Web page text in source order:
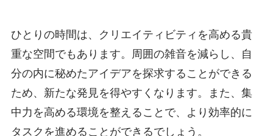
ひとりの時間は、クリエイティビティを高める貴
重な空間でもあります。周囲の雑音を減らし、自
分の内に秘めたアイデアを探求することができる
ため、新たな発見を得やすくなります。また、集
中力を高める環境を整えることで、より効率的に
タスクを進めることができるでしょう。